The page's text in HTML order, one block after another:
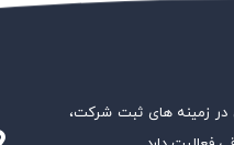
درخشان در زمینه های ثبت شرکت،